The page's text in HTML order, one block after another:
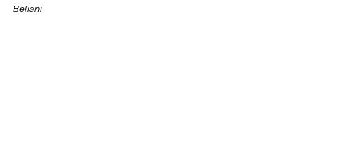
Beliani